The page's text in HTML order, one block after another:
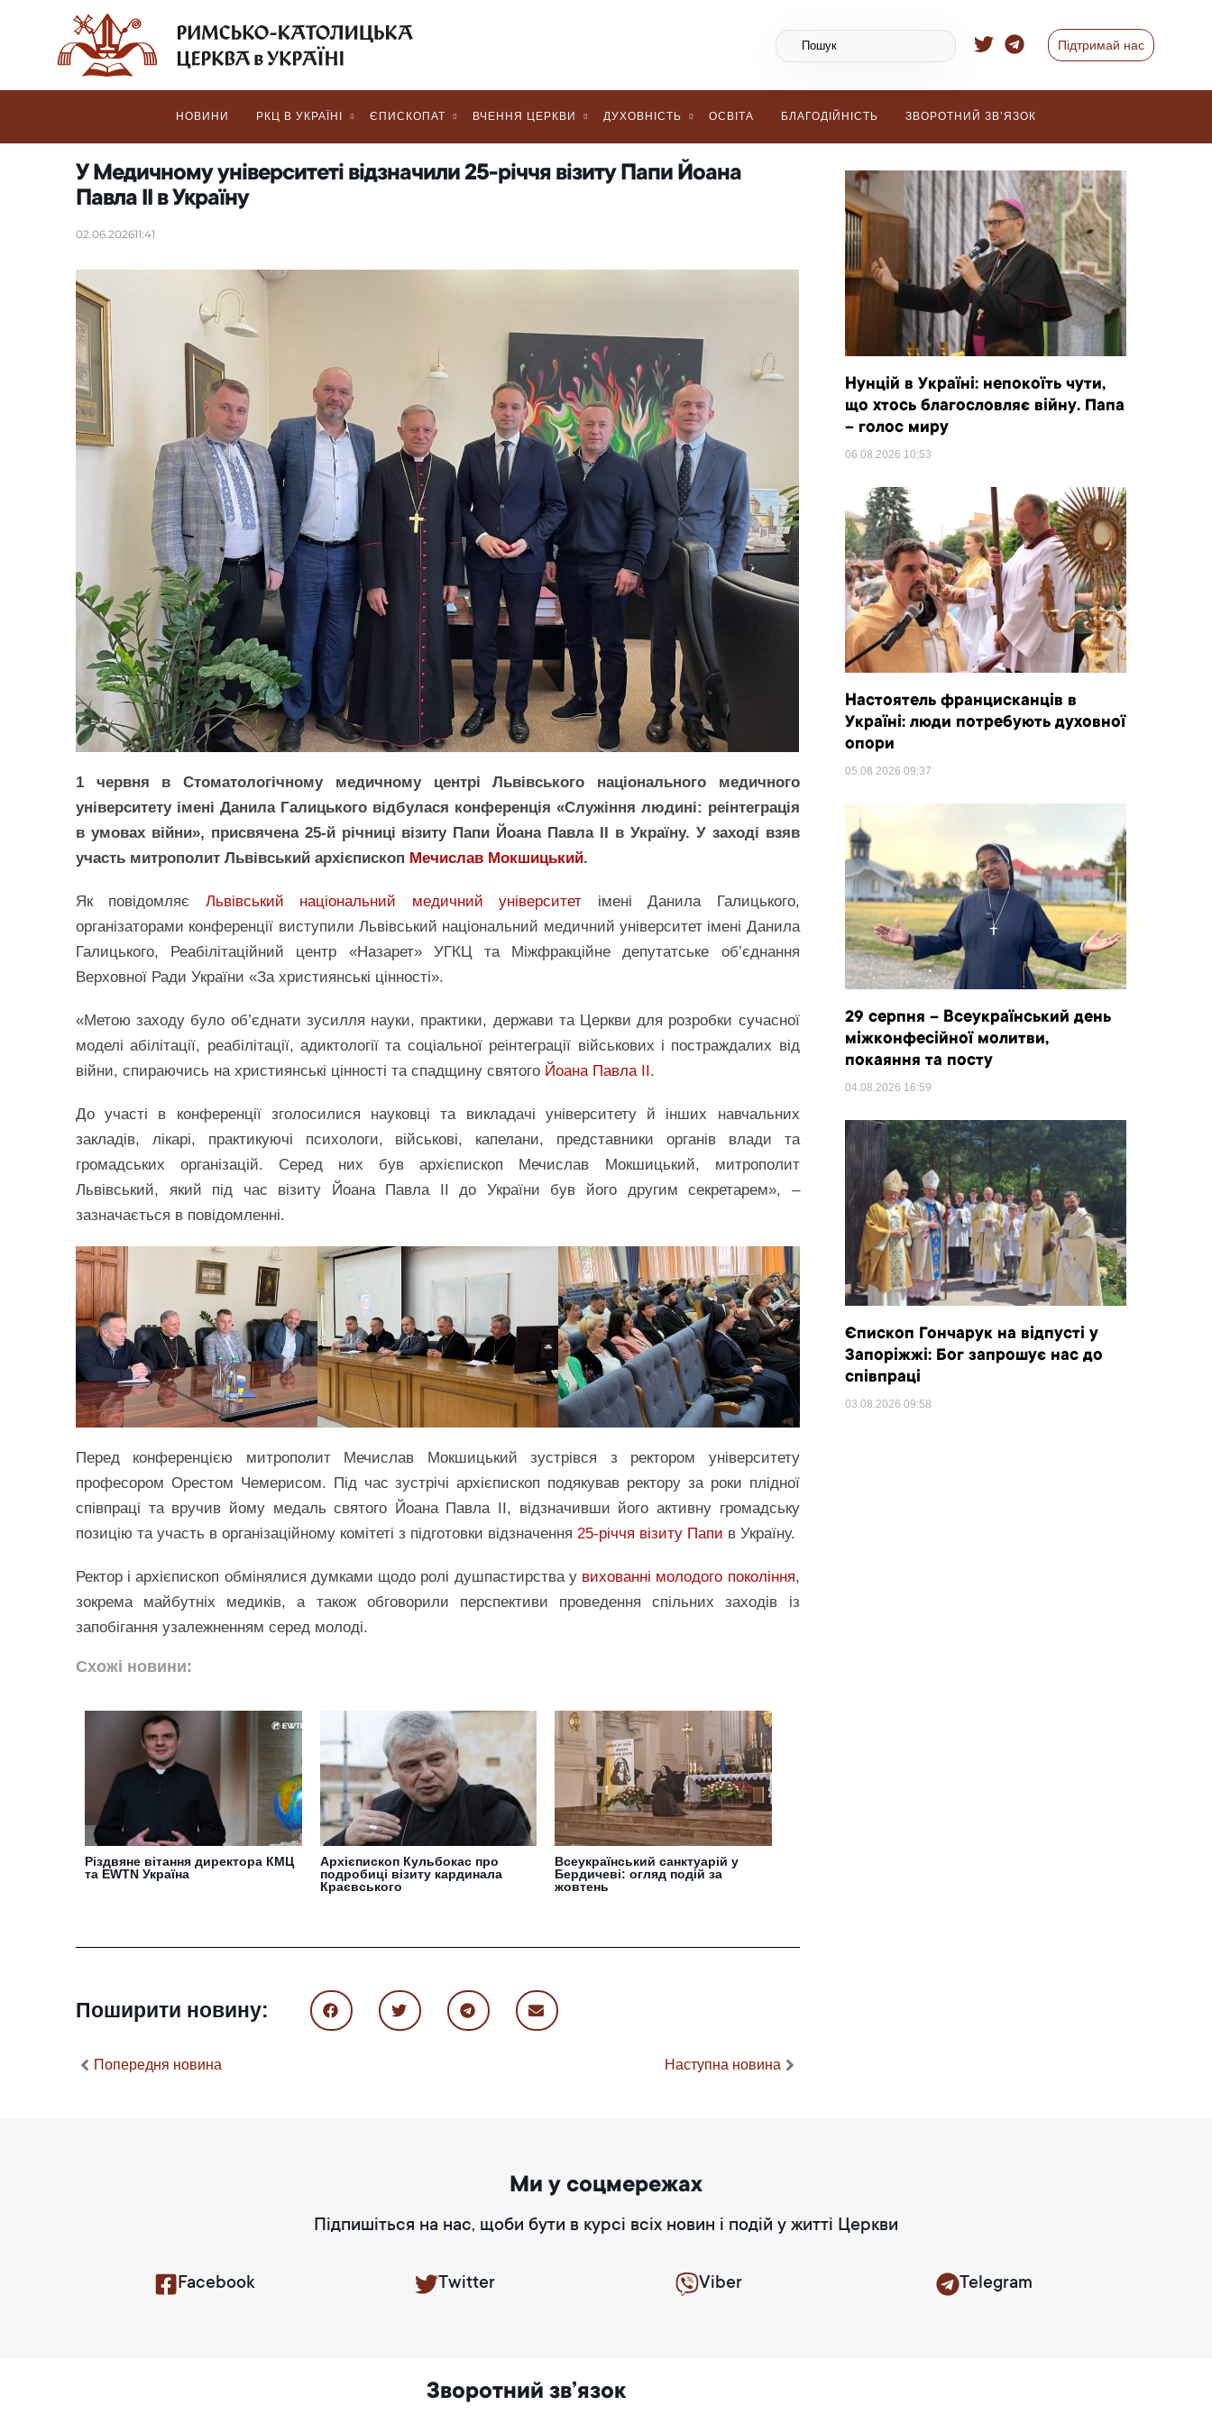
Підтримай нас
НОВИНИ РКЦ В УКРАЇНІ ЄПИСКОПАТ ВЧЕННЯ ЦЕРКВИ ДУХОВНІСТЬ ОСВІТА БЛАГОДІЙНІСТЬ ЗВОРОТНИЙ ЗВ’ЯЗОК
У Медичному університеті відзначили 25-річчя візиту Папи Йоана
Павла ІІ в Україну
02.06.202611:41
1 червня в Стоматологічному медичному центрі Львівського національного медичного
університету імені Данила Галицького відбулася конференція «Служіння людині: реінтеграція
в умовах війни», присвячена 25-й річниці візиту Папи Йоана Павла ІІ в Україну. У заході взяв
участь митрополит Львівський архієпископ Мечислав Мокшицький.
Як повідомляє Львівський національний медичний університет імені Данила Галицького,
організаторами конференції виступили Львівський національний медичний університет імені Данила
Галицького, Реабілітаційний центр «Назарет» УГКЦ та Міжфракційне депутатське об’єднання
Верховної Ради України «За християнські цінності».
«Метою заходу було об’єднати зусилля науки, практики, держави та Церкви для розробки сучасної
моделі абілітації, реабілітації, адиктології та соціальної реінтеграції військових і постраждалих від
війни, спираючись на християнські цінності та спадщину святого Йоана Павла ІІ.
До участі в конференції зголосилися науковці та викладачі університету й інших навчальних
закладів, лікарі, практикуючі психологи, військові, капелани, представники органів влади та
громадських організацій. Серед них був архієпископ Мечислав Мокшицький, митрополит
Львівський, який під час візиту Йоана Павла ІІ до України був його другим секретарем», –
зазначається в повідомленні.
Перед конференцією митрополит Мечислав Мокшицький зустрівся з ректором університету
професором Орестом Чемерисом. Під час зустрічі архієпископ подякував ректору за роки плідної
співпраці та вручив йому медаль святого Йоана Павла ІІ, відзначивши його активну громадську
позицію та участь в організаційному комітеті з підготовки відзначення 25-річчя візиту Папи в Україну.
Ректор і архієпископ обмінялися думками щодо ролі душпастирства увихованні молодого покоління,
зокрема майбутніх медиків, а також обговорили перспективи проведення спільних заходів із
запобігання узалежненням серед молоді.
Схожі новини:
Різдвяне вітання директора КМЦ
та EWTN Україна
Архієпископ Кульбокас про
подробиці візиту кардинала
Краєвського
Всеукраїнський санктуарій у
Бердичеві: огляд подій за
жовтень
Поширити новину:
Попередня новина Наступна новина
Нунцій в Україні: непокоїть чути,
що хтось благословляє війну. Папа
– голос миру
06.08.2026 10:53
Настоятель францисканців в
Україні: люди потребують духовної
опори
05.08.2026 09:37
29 серпня – Всеукраїнський день
міжконфесійної молитви,
покаяння та посту
04.08.2026 16:59
Єпископ Гончарук на відпусті у
Запоріжжі: Бог запрошує нас до
співпраці
03.08.2026 09:58
Ми у соцмережах
Підпишіться на нас, щоби бути в курсі всіх новин і подій у житті Церкви
Facebook Twitter Viber Telegram
Зворотний зв’язок